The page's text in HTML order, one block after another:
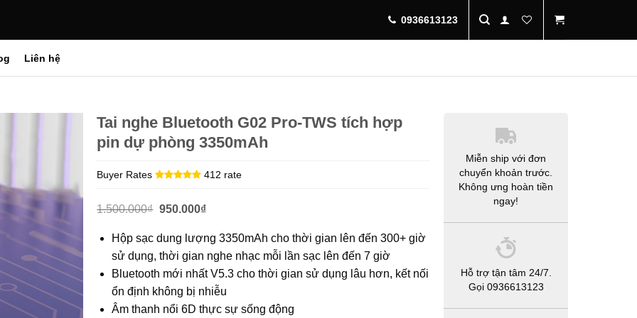
0936613123
Liên hệ
Tai nghe Bluetooth G02 Pro-TWS tích hợp
pin dự phòng 3350mAh
Buyer Rates 412 rate
1.500.000₫ Giá
là:
1.500.000₫.
950.000₫Giá
là:
950.000₫.
Hộp sạc dung lượng 3350mAh cho thời gian lên đến 300+ giờ
sử dụng, thời gian nghe nhạc mỗi lần sạc lên đến 7 giờ
Bluetooth mới nhất V5.3 cho thời gian sử dụng lâu hơn, kết nối
ổn định không bị nhiễu
Âm thanh nổi 6D thực sự sống động
Miễn ship với đơn
chuyển khoản trước.
Không ưng hoàn tiền
ngay!
Hỗ trợ tận tâm 24/7.
Gọi 0936613123